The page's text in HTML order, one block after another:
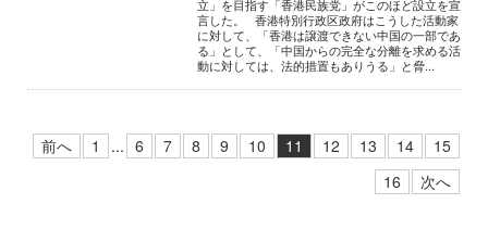
立」を目指す「香港民族党」がこのほど設立を宣
言した。 香港特別行政区政府はこうした活動家
に対して、「香港は譲渡できない中国の一部であ
る」として、「中国からの完全な分離を求める活
動に対しては、法的措置もありうる」と脅...
前へ 1 ... 6 7 8 9 10 11 12 13 14
15
16
次へ